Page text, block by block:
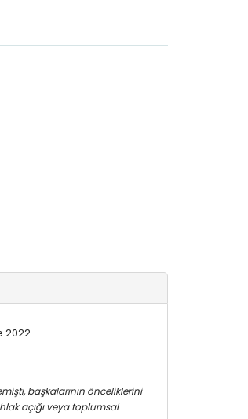
2022
başkalarının önceliklerini
açığı veya toplumsal